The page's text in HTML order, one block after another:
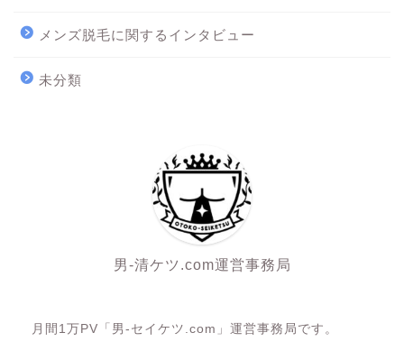
メンズ脱毛に関するインタビュー
未分類
男-清ケツ.com運営事務局
月間1万PV「男-セイケツ.com」運営事務局です。